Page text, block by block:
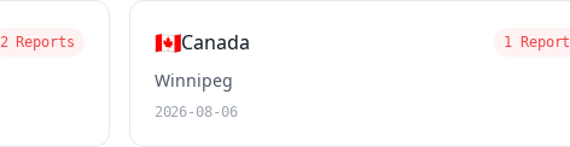
2 Reports 🇨🇦Canada 1 Report
Winnipeg
2026-08-06